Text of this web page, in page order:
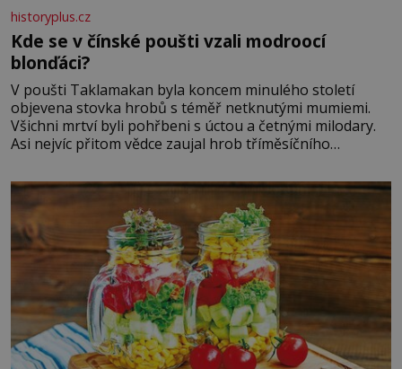
historyplus.cz
Kde se v čínské poušti vzali modroocí
blonďáci?
V poušti Taklamakan byla koncem minulého století
objevena stovka hrobů s téměř netknutými mumiemi.
Všichni mrtví byli pohřbeni s úctou a četnými milodary.
Asi nejvíc přitom vědce zaujal hrob tříměsíčního
blonďaté vlásky. Fakt, že jsou těla dávných lidí nesmírně
dobře zachovalá, přičítají odborníci zdejším klimatickým
podmínkám. Sucho, prosolené písky a extrémně